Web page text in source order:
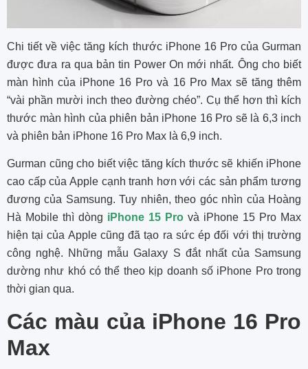
Chi tiết về việc tăng kích thước iPhone 16 Pro của Gurman
được đưa ra qua bản tin Power On mới nhất. Ông cho biết
màn hình của iPhone 16 Pro và 16 Pro Max sẽ tăng thêm
“vài phần mười inch theo đường chéo”. Cụ thể hơn thì kích
thước màn hình của phiên bản iPhone 16 Pro sẽ là 6,3 inch
và phiên bản iPhone 16 Pro Max là 6,9 inch.
Gurman cũng cho biết việc tăng kích thước sẽ khiến iPhone
cao cấp của Apple cạnh tranh hơn với các sản phẩm tương
đương của Samsung. Tuy nhiên, theo góc nhìn của Hoàng
Hà Mobile thì dòng iPhone 15 Pro và iPhone 15 Pro Max
hiện tại của Apple cũng đã tạo ra sức ép đối với thị trường
công nghệ. Những mẫu Galaxy S đắt nhất của Samsung
dường như khó có thể theo kịp doanh số iPhone Pro trong
thời gian qua.
Các màu của iPhone 16 Pro
Max